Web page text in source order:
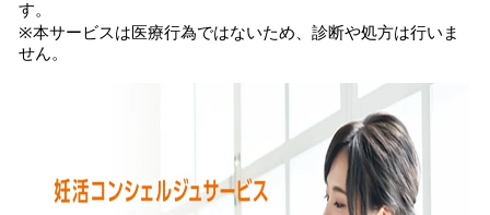
す。
※本サービスは医療行為ではないため、診断や処方は行いま
せん。